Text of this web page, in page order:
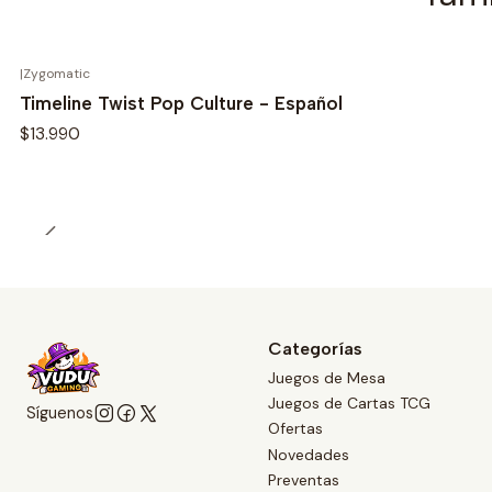
|Zygomatic
Timeline Twist Pop Culture - Español
$13.990
Síguenos
Categorías
Juegos de Mesa
Juegos de Cartas TCG
Ofertas
Novedades
Preventas